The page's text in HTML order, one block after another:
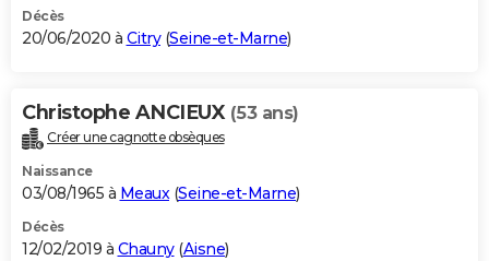
Décès
20/06/2020 à Citry(Seine-et-Marne)
Christophe ANCIEUX (53 ans)
Créer une cagnotte obsèques
Naissance
03/08/1965 à Meaux(Seine-et-Marne)
Décès
12/02/2019 à Chauny(Aisne)